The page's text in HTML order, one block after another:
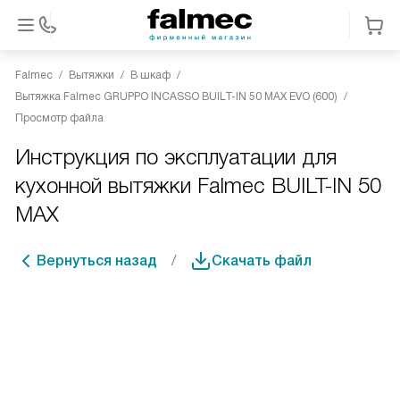
Falmec Вытяжки
В шкаф
Вытяжка Falmec GRUPPO INCASSO BUILT-IN 50 MAX EVO (600)
Просмотр файла
Инструкция по эксплуатации для
кухонной вытяжки Falmec BUILT-IN 50
MAX
Вернуться назад Скачать файл